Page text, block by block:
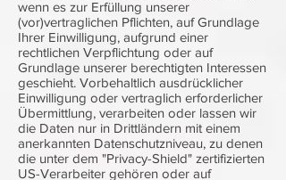
wenn es zur Erfüllung unserer
(vor)vertraglichen Pflichten, auf Grundlage
Ihrer Einwilligung, aufgrund einer
rechtlichen Verpflichtung oder auf
Grundlage unserer berechtigten Interessen
geschieht. Vorbehaltlich ausdrücklicher
Einwilligung oder vertraglich erforderlicher
Übermittlung, verarbeiten oder lassen wir
die Daten nur in Drittländern mit einem
anerkannten Datenschutzniveau, zu denen
die unter dem "Privacy-Shield" zertifizierten
US-Verarbeiter gehören oder auf